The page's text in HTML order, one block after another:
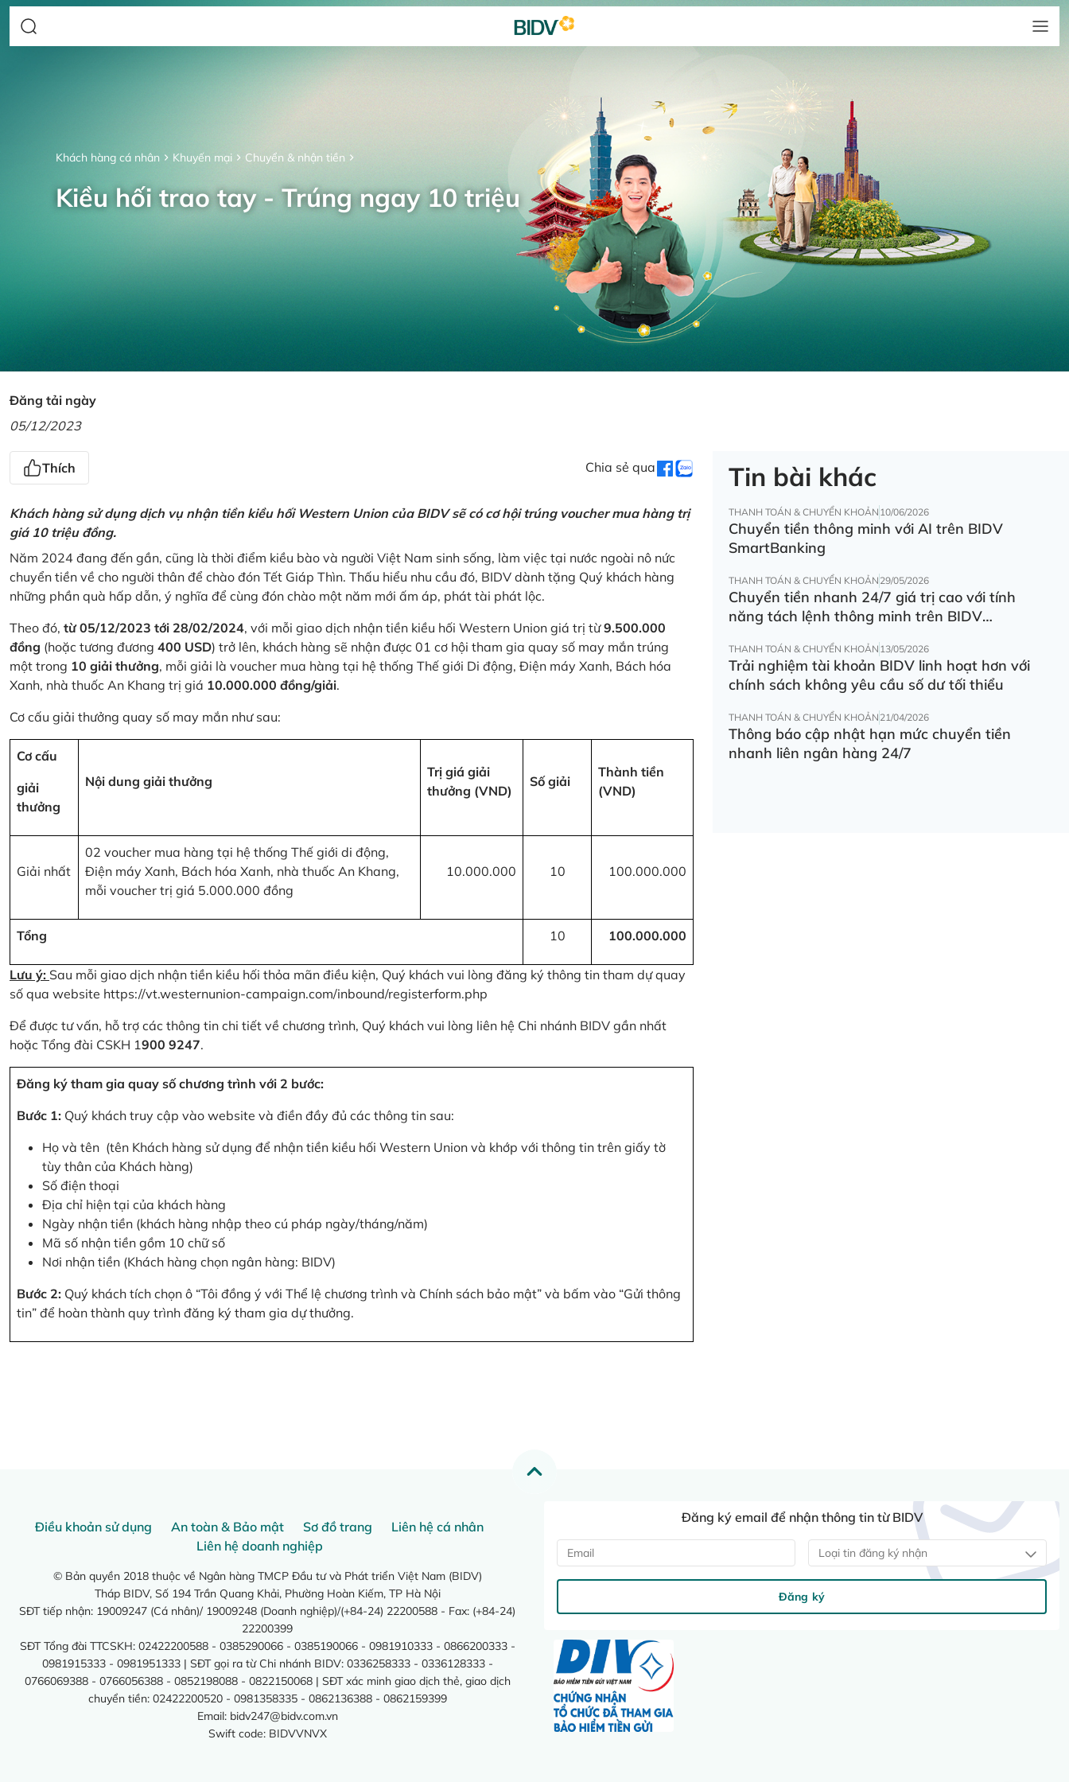
Khách hàng cá nhân Khuyến mại Chuyển & nhận tiền
Kiều hối trao tay - Trúng ngay 10 triệu
Đăng tải ngày
05/12/2023
Thích Chia sẻ qua
Khách hàng sử dụng dịch vụ nhận tiền kiều hối Western Union của BIDV sẽ có cơ hội trúng voucher mua hàng trị
giá 10 triệu đồng.
Năm 2024 đang đến gần, cũng là thời điểm kiều bào và người Việt Nam sinh sống, làm việc tại nước ngoài nô nức
chuyển tiền về cho người thân để chào đón Tết Giáp Thìn. Thấu hiểu nhu cầu đó, BIDV dành tặng Quý khách hàng
những phần quà hấp dẫn, ý nghĩa để cùng đón chào một năm mới ấm áp, phát tài phát lộc.
Theo đó, từ 05/12/2023 tới 28/02/2024, với mỗi giao dịch nhận tiền kiều hối Western Union giá trị từ9.500.000
đồng (hoặc tương đương 400 USD) trở lên, khách hàng sẽ nhận được 01 cơ hội tham gia quay số may mắn trúng
một trong 10 giải thưởng, mỗi giải là voucher mua hàng tại hệ thống Thế giới Di động, Điện máy Xanh, Bách hóa
Xanh, nhà thuốc An Khang trị giá 10.000.000 đồng/giải.
Cơ cấu giải thưởng quay số may mắn như sau:
Cơ cấu
giải
thưởng
Nội dung giải thưởng
Trị giá giải
thưởng (VND)
Số giải
Thành tiền
(VND)
Giải nhất
02 voucher mua hàng tại hệ thống Thế giới di động,
Điện máy Xanh, Bách hóa Xanh, nhà thuốc An Khang,
mỗi voucher trị giá 5.000.000 đồng
10.000.000 10 100.000.000
Tổng 10 100.000.000
Lưu ý: Sau mỗi giao dịch nhận tiền kiều hối thỏa mãn điều kiện, Quý khách vui lòng đăng ký thông tin tham dự quay
số qua website https://vt.westernunion-campaign.com/inbound/registerform.php
Để được tư vấn, hỗ trợ các thông tin chi tiết về chương trình, Quý khách vui lòng liên hệ Chi nhánh BIDV gần nhất
hoặc Tổng đài CSKH 1900 9247.
Đăng ký tham gia quay số chương trình với 2 bước:
Bước 1: Quý khách truy cập vào website và điền đầy đủ các thông tin sau:
Họ và tên (tên Khách hàng sử dụng để nhận tiền kiều hối Western Union và khớp với thông tin trên giấy tờ
tùy thân của Khách hàng)
Số điện thoại
Địa chỉ hiện tại của khách hàng
Ngày nhận tiền (khách hàng nhập theo cú pháp ngày/tháng/năm)
Mã số nhận tiền gồm 10 chữ số
Nơi nhận tiền (Khách hàng chọn ngân hàng: BIDV)
Bước 2: Quý khách tích chọn ô “Tôi đồng ý với Thể lệ chương trình và Chính sách bảo mật” và bấm vào “Gửi thông
tin” để hoàn thành quy trình đăng ký tham gia dự thưởng.
Tin bài khác
THANH TOÁN & CHUYỂN KHOẢN 10/06/2026
Chuyển tiền thông minh với AI trên BIDV
SmartBanking
THANH TOÁN & CHUYỂN KHOẢN 29/05/2026
Chuyển tiền nhanh 24/7 giá trị cao với tính
năng tách lệnh thông minh trên BIDV
THANH TOÁN & CHUYỂN KHOẢN 13/05/2026
Trải nghiệm tài khoản BIDV linh hoạt hơn với
chính sách không yêu cầu số dư tối thiểu
THANH TOÁN & CHUYỂN KHOẢN 21/04/2026
Thông báo cập nhật hạn mức chuyển tiền
nhanh liên ngân hàng 24/7
Điều khoản sử dụng An toàn & Bảo mật Sơ đồ trang
Liên hệ cá nhân
Liên hệ doanh nghiệp
© Bản quyền 2018 thuộc về Ngân hàng TMCP Đầu tư và Phát triển Việt Nam (BIDV)
Tháp BIDV, Số 194 Trần Quang Khải, Phường Hoàn Kiếm, TP Hà Nội
SĐT tiếp nhận: 19009247 (Cá nhân)/ 19009248 (Doanh nghiệp)/(+84-24) 22200588 - Fax: (+84-24)
22200399
SĐT Tổng đài TTCSKH: 02422200588 - 0385290066 - 0385190066 - 0981910333 - 0866200333 -
0981915333 - 0981951333 | SĐT gọi ra từ Chi nhánh BIDV: 0336258333 - 0336128333 -
0766069388 - 0766056388 - 0852198088 - 0822150068 | SĐT xác minh giao dịch thẻ, giao dịch
chuyển tiền: 02422200520 - 0981358335 - 0862136388 - 0862159399
Email: bidv247@bidv.com.vn
Swift code: BIDVVNVX
Đăng ký email để nhận thông tin từ BIDV
Loại tin đăng ký nhận
Đăng ký